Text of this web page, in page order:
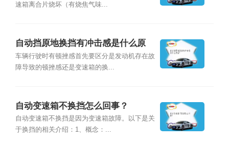
速箱离合片烧坏（有烧焦气味...
自动挡原地换挡有冲击感是什么原
因？
车辆行驶时有顿挫感首先要区分是发动机存在故
障导致的顿挫感还是变速箱的换...
自动变速箱不换挡怎么回事？
自动变速箱不换挡是因为变速箱故障。以下是关
于换挡的相关介绍：1、概念：...